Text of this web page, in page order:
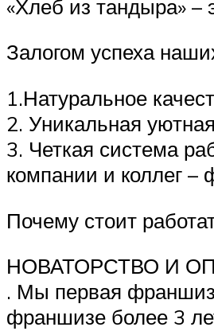
«Хлеб из тандыра» –
Залогом успеха
1.Натуральное
2. Уникальная
3. Четкая система
компании и коллег –
Почему стоит
НОВАТОРСТВО И
. Мы первая
франшизе более 3